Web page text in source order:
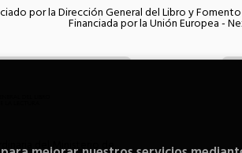
por la Dirección General del Libro y
Financiada por la Unión Europea -
del Ministerio de